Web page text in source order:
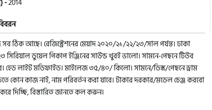
-2014
ঠিক আছে। রেজিস্ট্রেশনের মেয়াদ ২০২০/২১/২২/২৩/সাল পর্যন্ত। ঢাকা
সিরিয়াল ডুয়েল পিকাপ ইঞ্জিনের সাউন্ড খুবই ভালো। সামনে-পেছনে টিউব
হেড লাইট মডিফাইড। মাইলেজ ৩৫/৪০/ কিলো। সামনে/ডিস্ক/পেছনে ড্রাম
কোন কাজ নাই, নাম পরিবর্তন করা যাবে। টাকার দরকার/মডেল চেঞ্জ করবো
করে দিচ্ছি, বিস্তারিত জানতে কল করুন।